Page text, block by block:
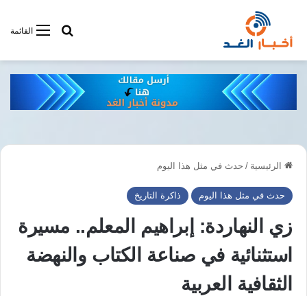
القائمةأبحت فى
الرئيسية / حدث في مثل هذا اليوم
حدث في مثل هذا اليوم ذاكرة التاريخ
زي النهاردة: إبراهيم المعلم.. مسيرة
استثنائية في صناعة الكتاب والنهضة
الثقافية العربية